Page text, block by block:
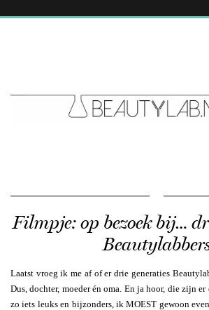
Filmpje: op bezoek bij…
Laatst vroeg ik me af of er drie generaties
Dus, dochter, moeder én oma. En ja hoor, die zijn
zo iets leuks en bijzonders, ik MOEST gewoon